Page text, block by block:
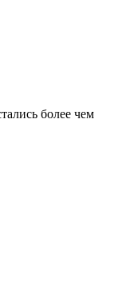
более чем